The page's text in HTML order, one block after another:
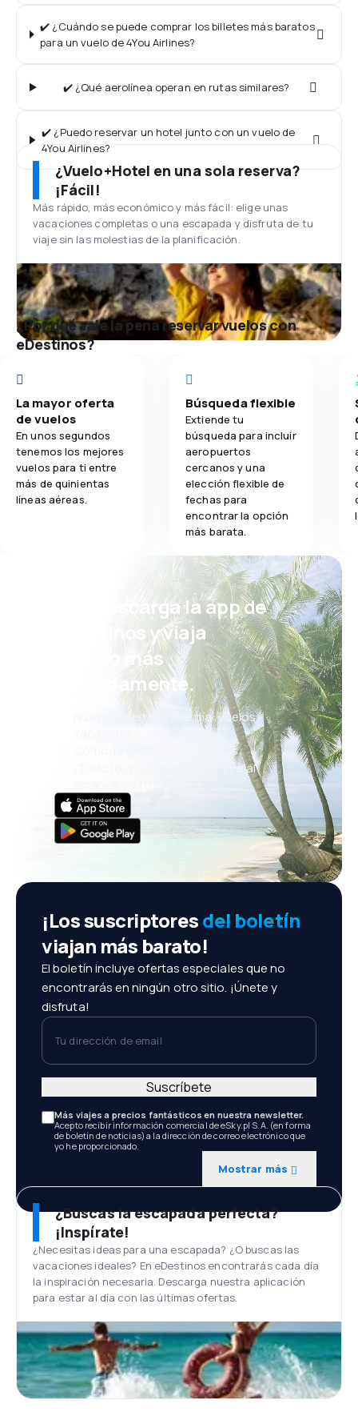
✔️ ¿Cuándo se puede comprar los billetes más baratos
para un vuelo de 4You Airlines?
✔️ ¿Qué aerolínea operan en rutas similares?
✔️ ¿Puedo reservar un hotel junto con un vuelo de
4You Airlines?
¿Vuelo+Hotel en una sola reserva?
¡Fácil!
Más rápido, más económico y más fácil: elige unas
vacaciones completas o una escapada y disfruta de tu
viaje sin las molestias de la planificación.
¿Por qué vale la pena reservar vuelos con
eDestinos?
La mayor oferta
de vuelos
En unos segundos
tenemos los mejores
vuelos para ti entre
más de quinientas
líneas aéreas.
Búsqueda flexible
Extiende tu
búsqueda para incluir
aeropuertos
cercanos y una
elección flexible de
fechas para
encontrar la opción
más barata.
¡Eh! Descarga la app de
eDestinos y viaja
incluso más
cómodamente.
Nuevas ofertas cada día: vuelos,
vacaciones, escapadas
Cómoda gestión de reservas
¡Todo lo que importa, siempre al
¡Los suscriptoresdel boletín
viajan más barato!
El boletín incluye ofertas especiales que no
encontrarás en ningún otro sitio. ¡Únete y
disfruta!
Tu dirección de email
Más viajes a precios fantásticos en nuestra newsletter.
Acepto recibir información comercial de eSky.pl S.A. (en forma
de boletín de noticias) a la dirección de correo electrónico que
yo he proporcionado.
Mostrar más
Suscríbete
¿Buscas la escapada perfecta?
¡Inspírate!
¿Necesitas ideas para una escapada? ¿O buscas las
vacaciones ideales? En eDestinos encontrarás cada día
la inspiración necesaria. Descarga nuestra aplicación
para estar al día con las últimas ofertas.